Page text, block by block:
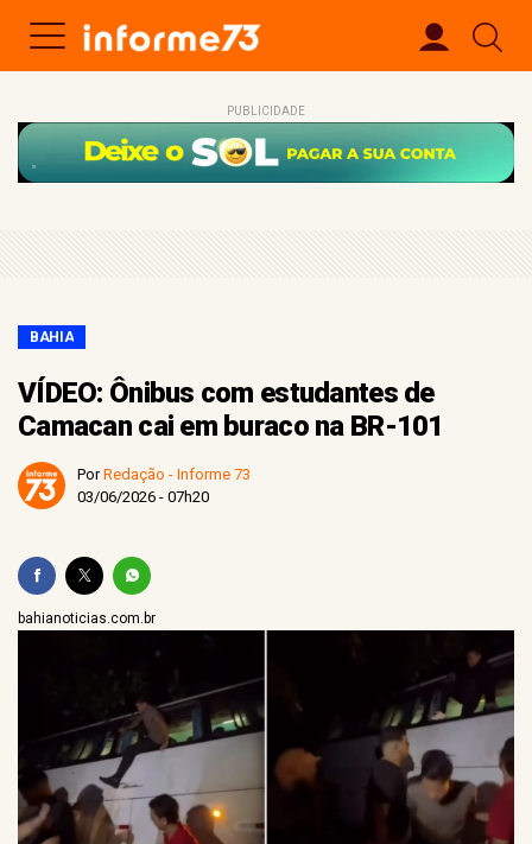
PUBLICIDADE
BAHIA
VÍDEO: Ônibus com estudantes de
Camacan cai em buraco na BR-101
PorRedação - Informe 73
03/06/2026 - 07h20
bahianoticias.com.br